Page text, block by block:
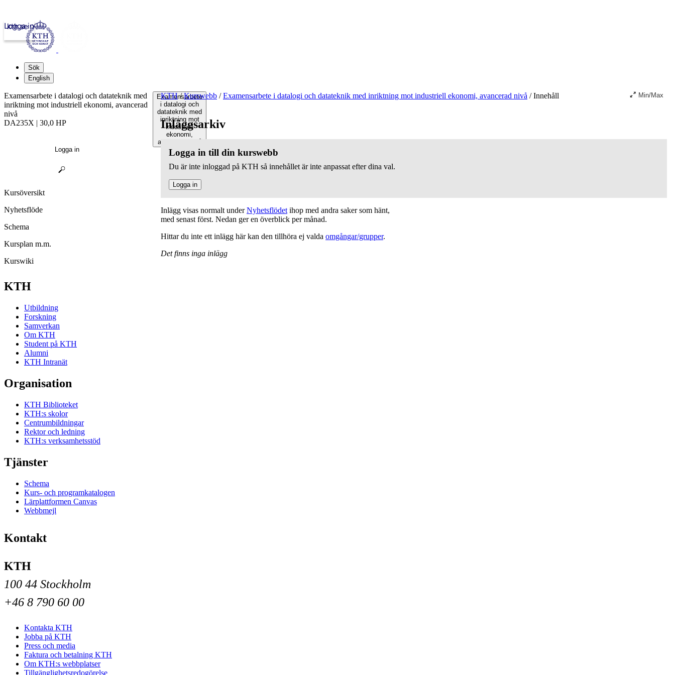
kth.se
Logga in
Sök
English
Examensarbete
i datalogi och
datateknik med
inriktning mot
industriell
ekonomi,
avancerad nivå
KTH / Kurswebb / Examensarbete i datalogi och datateknik med inriktning mot industriell ekonomi, avancerad nivå /Innehåll Min/Max
Inläggsarkiv
Logga in till din kurswebb
Du är inte inloggad på KTH så innehållet är inte anpassat efter dina val.
Logga in
Inlägg visas normalt underNyhetsflödet ihop med andra saker som hänt,
med senast först. Nedan ger en överblick per månad.
Hittar du inte ett inlägg här kan den tillhöra ej valda omgångar/grupper.
Det finns inga inlägg
Examensarbete i datalogi och datateknik med
inriktning mot industriell ekonomi, avancerad
nivå
DA235X | 30,0 HP
Logga in
Kursöversikt
Nyhetsflöde
Schema
Kursplan m.m.
Kurswiki
KTH
Utbildning
Forskning
Samverkan
Om KTH
Student på KTH
Alumni
KTH Intranät
Organisation
KTH Biblioteket
KTH:s skolor
Centrumbildningar
Rektor och ledning
KTH:s verksamhetsstöd
Tjänster
Schema
Kurs- och programkatalogen
Lärplattformen Canvas
Webbmejl
Kontakt
KTH
100 44 Stockholm
+46 8 790 60 00
Kontakta KTH
Jobba på KTH
Press och media
Faktura och betalning KTH
Om KTH:s webbplatser
Tillgänglighetsredogörelse